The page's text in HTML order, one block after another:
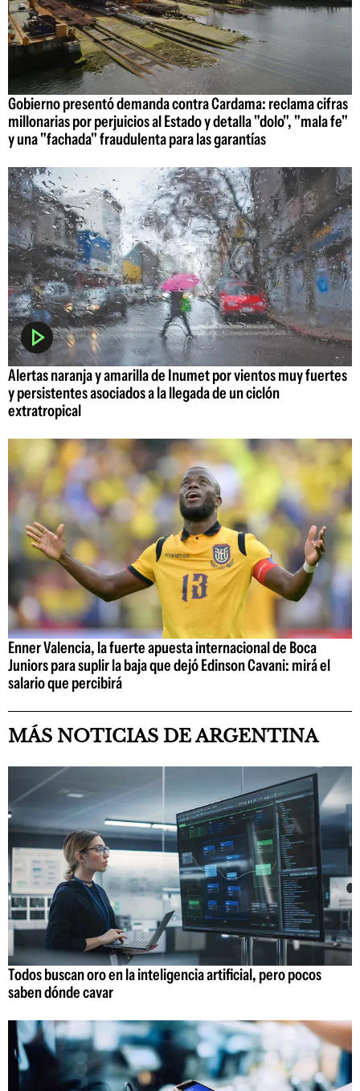
Gobierno presentó demanda contra Cardama: reclama cifras
millonarias por perjuicios al Estado y detalla "dolo", "mala fe"
y una "fachada" fraudulenta para las garantías
Alertas naranja y amarilla de Inumet por vientos muy fuertes
y persistentes asociados a la llegada de un ciclón
extratropical
Enner Valencia, la fuerte apuesta internacional de Boca
Juniors para suplir la baja que dejó Edinson Cavani: mirá el
salario que percibirá
MÁS NOTICIAS DE ARGENTINA
Todos buscan oro en la inteligencia artificial, pero pocos
saben dónde cavar